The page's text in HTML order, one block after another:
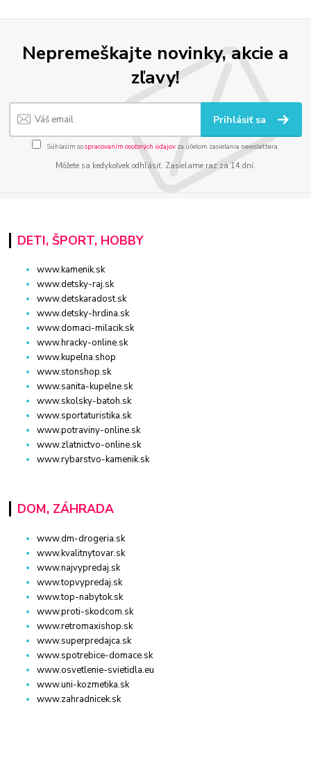
Nepremeškajte novinky, akcie a
zľavy!
Prihlásiť sa
Súhlasím sospracovaním osobných údajov za účelom zasielania newslettera.
Môžete sa kedykoľvek odhlásiť. Zasielame raz za 14 dní.
DETI, ŠPORT, HOBBY
www.kamenik.sk
www.detsky-raj.sk
www.detskaradost.sk
www.detsky-hrdina.sk
www.domaci-milacik.sk
www.hracky-online.sk
www.kupelna.shop
www.stonshop.sk
www.sanita-kupelne.sk
www.skolsky-batoh.sk
www.sportaturistika.sk
www.potraviny-online.sk
www.zlatnictvo-online.sk
www.rybarstvo-kamenik.sk
DOM, ZÁHRADA
www.dm-drogeria.sk
www.kvalitnytovar.sk
www.najvypredaj.sk
www.topvypredaj.sk
www.top-nabytok.sk
www.proti-skodcom.sk
www.retromaxishop.sk
www.superpredajca.sk
www.spotrebice-domace.sk
www.osvetlenie-svietidla.eu
www.uni-kozmetika.sk
www.zahradnicek.sk